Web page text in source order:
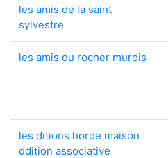
les amis de la saint
sylvestre
les amis du rocher murois
les ditions horde maison
ddition associative